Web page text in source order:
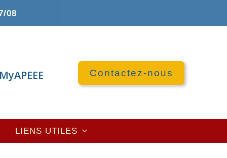
08
Contactez-nous
LIENS UTILES